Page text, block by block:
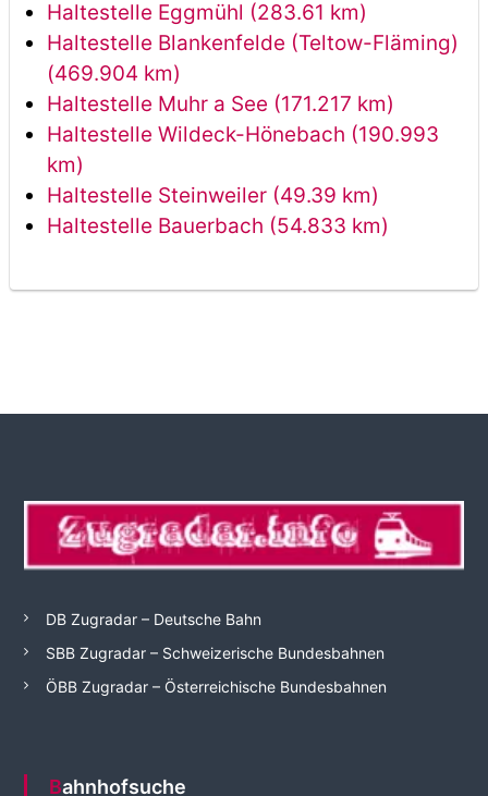
Haltestelle Eggmühl (283.61 km)
Haltestelle Blankenfelde (Teltow-Fläming)
(469.904 km)
Haltestelle Muhr a See (171.217 km)
Haltestelle Wildeck-Hönebach (190.993
km)
Haltestelle Steinweiler (49.39 km)
Haltestelle Bauerbach (54.833 km)
DB Zugradar – Deutsche Bahn
SBB Zugradar – Schweizerische Bundesbahnen
ÖBB Zugradar – Österreichische Bundesbahnen
Bahnhofsuche